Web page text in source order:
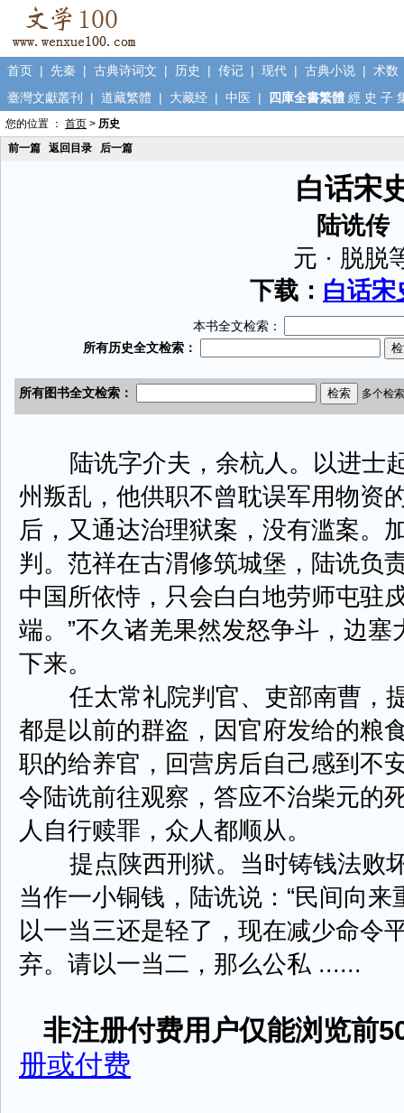
首页 | 先秦 | 古典诗词文 | 历史 | 传记 | 现代 | 古典小说 | 术数
臺灣文獻叢刊
| 道藏繁體 | 大藏经 | 中医 | 四庫全書繁體 經 史 子
您的位置 ： 首页 > 历史
前一篇
返回目录 后一篇
白话宋
陆诜传
元 · 脱脱
下载： 白话
本书全文检索：
陆诜字介夫，余杭人。以进士
州叛乱，他供职不曾耽误军用物资
后，又通达治理狱案，没有滥案。
判。范祥在古渭修筑城堡，陆诜负
中国所依恃，只会白白地劳师屯驻
端。”不久诸羌果然发怒争斗，边
下来。
任太常礼院判官、吏部南曹，
都是以前的群盗，因官府发给的粮
职的给养官，回营房后自己感到不
令陆诜前往观察，答应不治柴元的
人自行赎罪，众人都顺从。
提点陕西刑狱。当时铸钱法败
当作一小铜钱，陆诜说：“民间向
以一当三还是轻了，现在减少命令
弃。请以一当二，那么公私 ......
非注册付费用户仅能浏览前
册或付费